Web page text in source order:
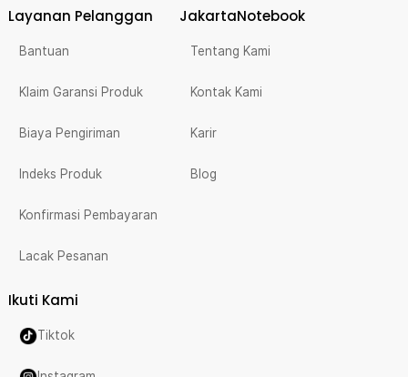
Layanan Pelanggan
Bantuan
Klaim Garansi Produk
Biaya Pengiriman
Indeks Produk
Konfirmasi Pembayaran
Lacak Pesanan
JakartaNotebook
Tentang Kami
Kontak Kami
Karir
Blog
Ikuti Kami
Tiktok